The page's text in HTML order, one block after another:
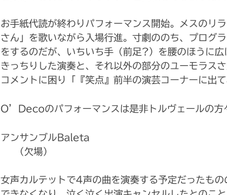
お手紙代読が終わりパフォーマンス開始。メスのリ
さん」を歌いながら入場行進。寸劇ののち、プログ
をするのだが、いちいち手（前足?）を腰のほうに広
きっちりした演奏と、それ以外の部分のユーモラス
コメントに困り「『笑点』前半の演芸コーナーに出て
O’Decoのパフォーマンスは是非トルヴェールの方
アンサンブルBaleta
（欠場）
女声カルテットで4声の曲を演奏する予定だったも